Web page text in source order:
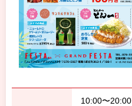
10:00〜20:00